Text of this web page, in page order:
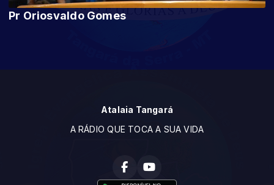
Pr Oriosvaldo Gomes
Atalaia Tangará
A RÁDIO QUE TOCA A SUA VIDA